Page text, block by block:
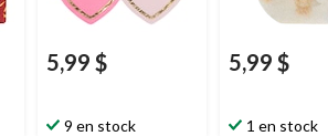
5,99 $
9 en stock
5,99 $
1 en stock